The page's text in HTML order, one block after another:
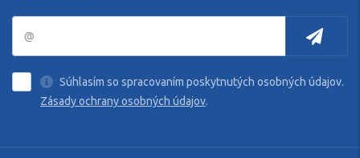
Súhlasím so spracovaním poskytnutých osobných údajov.
Zásady ochrany osobných údajov.